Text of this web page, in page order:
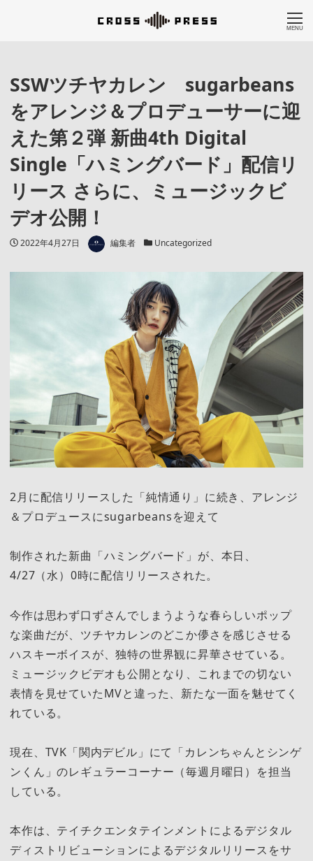
MENU
SSWツチヤカレン sugarbeans
をアレンジ＆プロデューサーに迎
えた第２弾 新曲4th Digital
Single「ハミングバード」配信リ
リース さらに、ミュージックビ
デオ公開！
投稿日
2022年4月27日 著者 編集者 カテゴリー
Uncategorized
2月に配信リリースした「純情通り」に続き、アレンジ
＆プロデュースにsugarbeansを迎えて
制作された新曲「ハミングバード」が、本日、
4/27（水）0時に配信リリースされた。
今作は思わず口ずさんでしまうような春らしいポップ
な楽曲だが、ツチヤカレンのどこか儚さを感じさせる
ハスキーボイスが、独特の世界観に昇華させている。
ミュージックビデオも公開となり、これまでの切ない
表情を見せていたMVと違った、新たな一面を魅せてく
れている。
現在、TVK「関内デビル」にて「カレンちゃんとシンゲ
ンくん」のレギュラーコーナー（毎週月曜日）を担当
している。
本作は、テイチクエンタテインメントによるデジタル
ディストリビューションによるデジタルリリースをサ